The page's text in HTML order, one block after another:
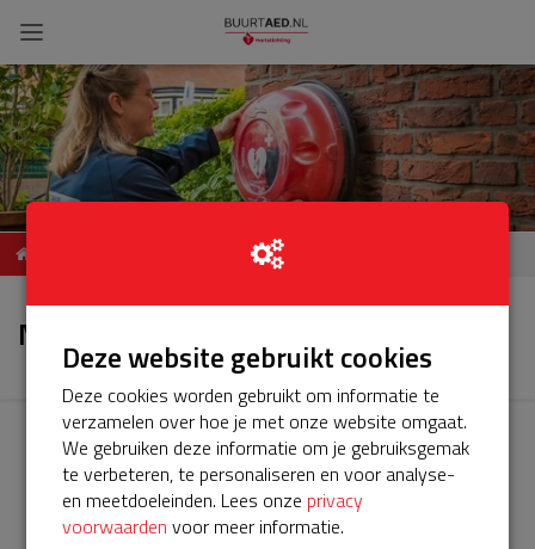
NieuwsDeze website gebruikt cookies
Deze cookies worden gebruikt om informatie te
verzamelen over hoe je met onze website omgaat.
We gebruiken deze informatie om je gebruiksgemak
te verbeteren, te personaliseren en voor analyse-
en meetdoeleinden. Lees onze privacy
voorwaarden voor meer informatie.